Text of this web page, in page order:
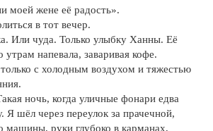
моей жене её радость».
в тот вечер.
Или чуда. Только улыбку Ханны. Её
напевала, заваривая кофе.
с холодным воздухом и тяжестью
ночь, когда уличные фонари едва
Я шёл через переулок за прачечной,
машины, руки глубоко в карманах,